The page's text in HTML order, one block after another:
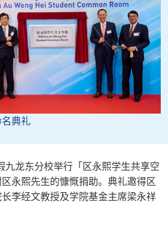
典礼
九龙东分校举行「区永熙学生共享空
永熙先生的慷慨捐助。典礼邀得区
李经文教授及学院基金主席梁永祥